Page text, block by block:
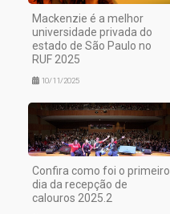
Mackenzie é a melhor
universidade privada do
estado de São Paulo no
RUF 2025
10/11/2025
Confira como foi o primeiro
dia da recepção de
calouros 2025.2